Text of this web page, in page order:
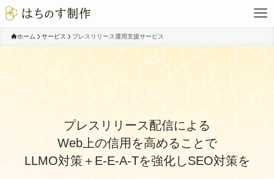
ホーム サービス プレスリリース運用支援サービス
プレスリリース配信による
Web上の信用を高めることで
LLMO対策＋E-E-A-Tを強化しSEO対策を